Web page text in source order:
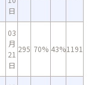
日
03
月
21
日
295 70% 43%1191